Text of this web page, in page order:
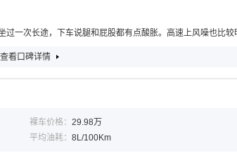
一次长途，下车说腿和屁股都有点酸胀。高速上风噪也比
查看口碑详情
裸车价格： 29.98万
平均油耗： 8L/100Km